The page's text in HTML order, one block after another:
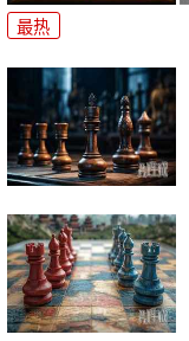
最热